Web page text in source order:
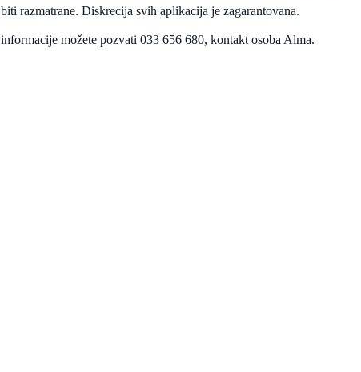
razmatrane. Diskrecija svih aplikacija je zagarantovana.
možete pozvati 033 656 680, kontakt osoba Alma.